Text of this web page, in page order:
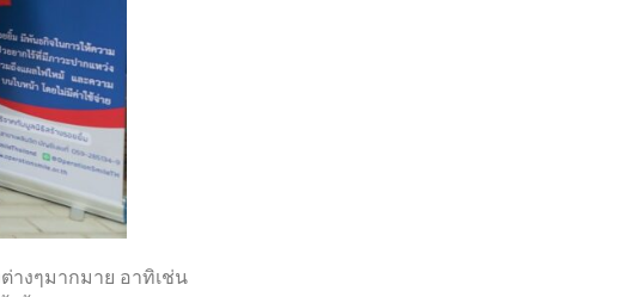
างๆมากมาย อาทิเช่น